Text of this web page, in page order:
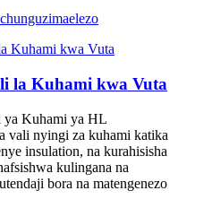
maelezo
la Kuhami kwa Vuta
ya Kuhami ya HL
vali nyingi za kuhami katika
insulation, na kurahisisha
kulingana na
bora na matengenezo